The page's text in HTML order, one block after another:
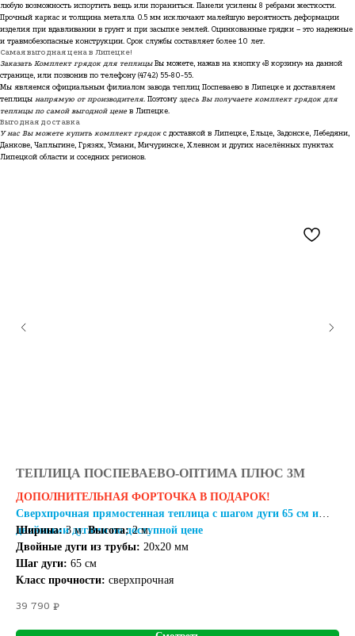
любую возможность испортить вещь или пораниться. Панели усилены 8 ребрами жесткости.
Прочный каркас и толщина металла 0.5 мм исключают малейшую вероятность деформации
изделия при вдавливании в грунт и при засыпке землей. Оцинкованные грядки – это надежные
и травмобезопасные конструкции. Срок службы составляет более 10 лет.
Самая выгодная цена в Липецке!
Заказать Комплект грядок для теплицыВы можете, нажав на кнопку «В корзину» на данной
странице, или позвонив по телефону(4742) 55-80-55
Мы являемся официальным филиалом завода теплиц Поспеваево в Липецке и доставляем
теплицы напрямую от производителя. Поэтому здесь Вы получаете комплект грядок для
теплицы по самой выгодной ценев Липецке.
Выгодная доставка
У нас Вы можете купить комплект грядокс доставкой в Липецке, Ельце, Задонске, Лебедяни,
Данкове, Чаплыгине, Грязях, Усмани, Мичуринске, Хлевном и других населённых пунктах
Липецкой области и соседних регионов.
ТЕПЛИЦА ПОСПЕВАЕВО-ОПТИМА ПЛЮС 3М
ДОПОЛНИТЕЛЬНАЯ ФОРТОЧКА В ПОДАРОК!
Сверхпрочная прямостенная теплица с шагом дуги 65 см и
двойными дугами по доступной цене
Ширина:3 м.Высота:2 м.
Двойные дуги из трубы: 20х20 мм
Шаг дуги: 65 см
Класс прочности: сверхпрочная
39 790 ₽